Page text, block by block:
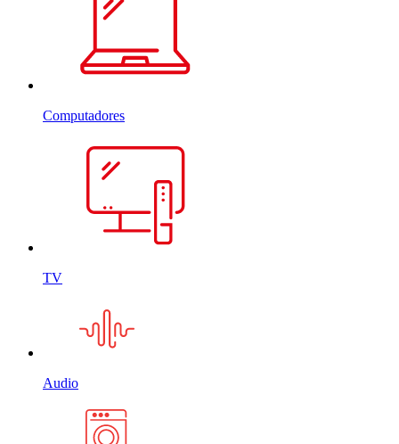
Computadores
TV
Audio